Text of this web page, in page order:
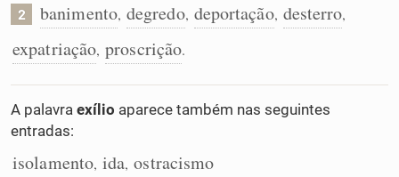
Cata-letras
Conexões
Caça-palavras
2 banimento, degredo, deportação, desterro,
expatriação, proscrição.
A palavra exílio aparece também nas seguintes
entradas:
isolamento, ida, ostracismo